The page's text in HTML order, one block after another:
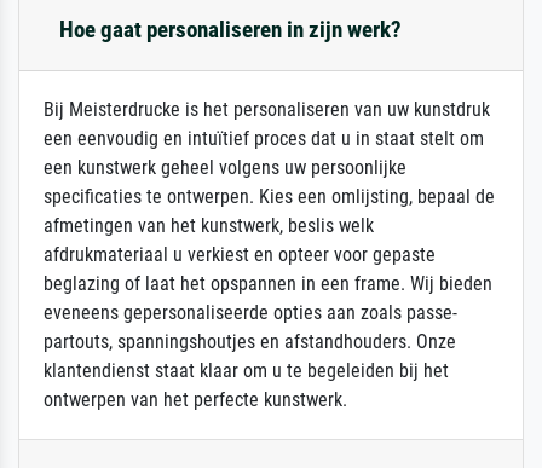
Hoe gaat personaliseren in zijn werk?
Bij Meisterdrucke is het personaliseren van uw kunstdruk
een eenvoudig en intuïtief proces dat u in staat stelt om
een kunstwerk geheel volgens uw persoonlijke
specificaties te ontwerpen. Kies een omlijsting, bepaal de
afmetingen van het kunstwerk, beslis welk
afdrukmateriaal u verkiest en opteer voor gepaste
beglazing of laat het opspannen in een frame. Wij bieden
eveneens gepersonaliseerde opties aan zoals passe-
partouts, spanningshoutjes en afstandhouders. Onze
klantendienst staat klaar om u te begeleiden bij het
ontwerpen van het perfecte kunstwerk.